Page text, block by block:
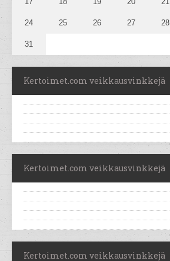
24 25 26 27 28
31
Kertoimet.com veikkausvinkkejä
Kertoimet.com veikkausvinkkejä
Kertoimet.com veikkausvinkkejä